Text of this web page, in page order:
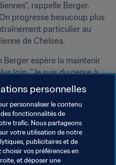
rappelle Berger.
progresse beaucoup plus
particulier au
de Chelsea.
espère la maintenir
loin. "Je suis du genre à
et détermination.
six meilleures gardiennes
Angleterre. Maintenant, il
que mon ascension soit un
personnelles
personnaliser le contenu
fonctionnalités de
trafic. Nous partageons
votre utilisation de notre
publicitaires et de
vos préférences en
et déposer une